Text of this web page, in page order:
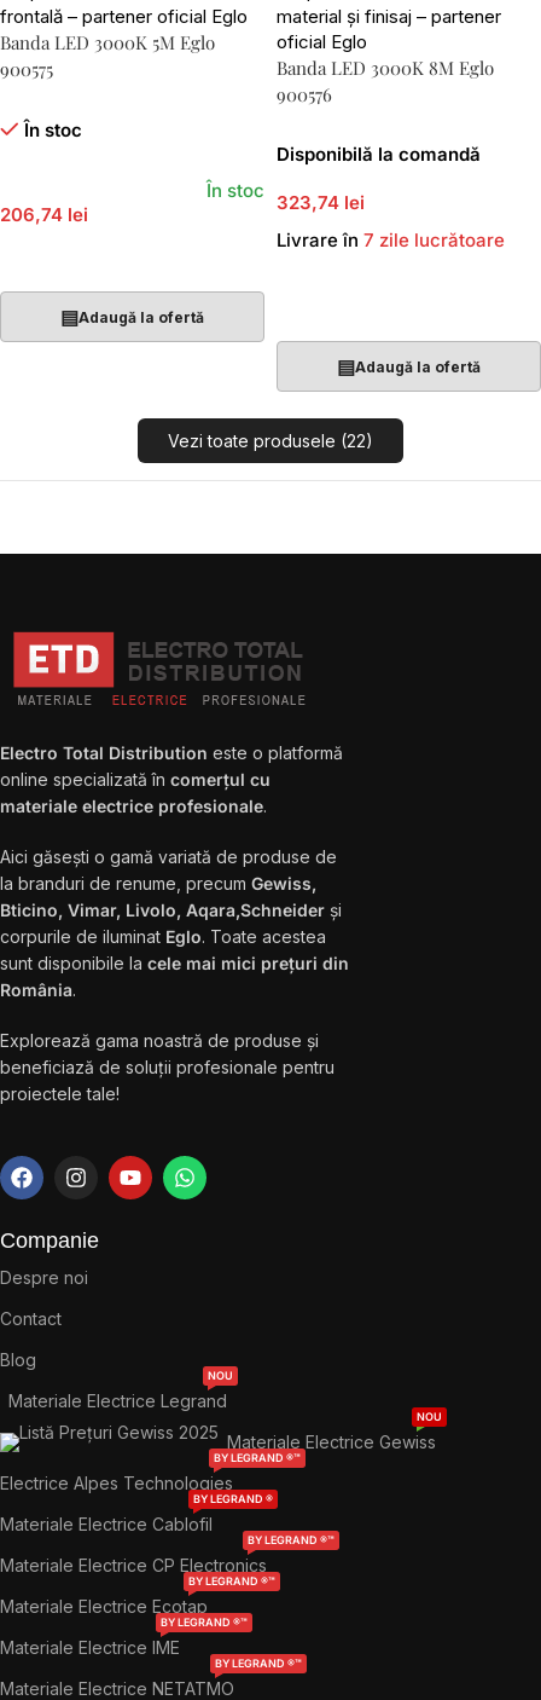
Banda LED 3000K 5M Eglo
900575
În stoc
206,74 lei
În stoc
▤Adaugă la ofertă
Banda LED 3000K 8M Eglo
900576
Disponibilă la comandă
323,74 lei
Livrare în 7 zile lucrătoare
▤Adaugă la ofertă
Vezi toate produsele (22)
Electro Total Distribution este o platformă
online specializată în comerțul cu
materiale electrice profesionale.
Aici găsești o gamă variată de produse de
la branduri de renume, precum Gewiss,
Bticino, Vimar, Livolo, Aqara,Schneider și
corpurile de iluminat Eglo. Toate acestea
sunt disponibile la cele mai mici prețuri din
România.
Explorează gama noastră de produse și
beneficiază de soluții profesionale pentru
proiectele tale!
Companie
Despre noi
Contact
Blog
Materiale Electrice Legrand
NOU
Materiale Electrice Gewiss
NOU
Electrice Alpes Technologies
BY LEGRAND ®™
Materiale Electrice Cablofil
BY LEGRAND ®
Materiale Electrice CP Electronics
BY LEGRAND ®™
Materiale Electrice Ecotap
BY LEGRAND ®™
Materiale Electrice IME
BY LEGRAND ®™
Materiale Electrice NETATMO
BY LEGRAND ®™